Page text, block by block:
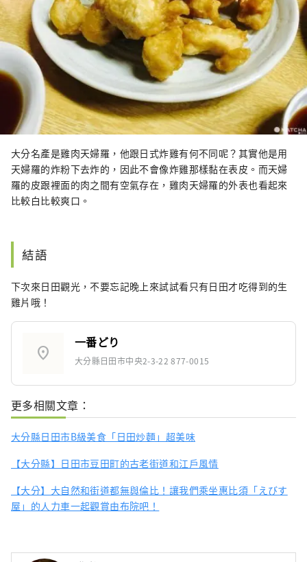
大分名產是雞肉天婦羅，他跟日式炸雞有何不同呢？其實他是用
天婦羅的炸粉下去炸的，因此不會像炸雞那樣黏在表皮。而天婦
羅的皮跟裡面的肉之間有空氣存在，雞肉天婦羅的外表也看起來
比較白比較爽口。
結語
下次來日田觀光，不要忘記晚上來試試看只有日田才吃得到的生
雞片哦！
location_on
一番どり
大分縣日田市中央2-3-22 877-0015
更多相關文章：
大分縣日田市B級美食「日田炒麵」超美味
【大分縣】日田市豆田町的古老街道和江戶風情
【大分】大自然和街道都無與倫比！讓我們乘坐惠比須「えびす
屋」的人力車一起觀賞由布院吧！